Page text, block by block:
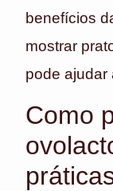
benefícios
mostrar
pode ajudar
Como